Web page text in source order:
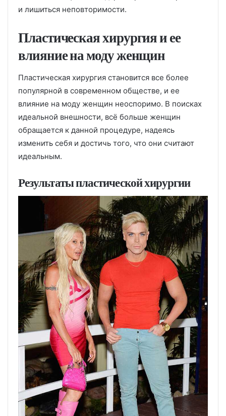
и лишиться неповторимости.
Пластическая хирургия и ее
влияние на моду женщин
Пластическая хирургия становится все более
популярной в современном обществе, и ее
влияние на моду женщин неоспоримо. В поисках
идеальной внешности, всё больше женщин
обращается к данной процедуре, надеясь
изменить себя и достичь того, что они считают
идеальным.
Результаты пластической хирургии